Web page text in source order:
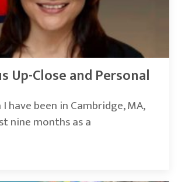
Up-Close and Personal
have been in Cambridge, MA,
nine months as a